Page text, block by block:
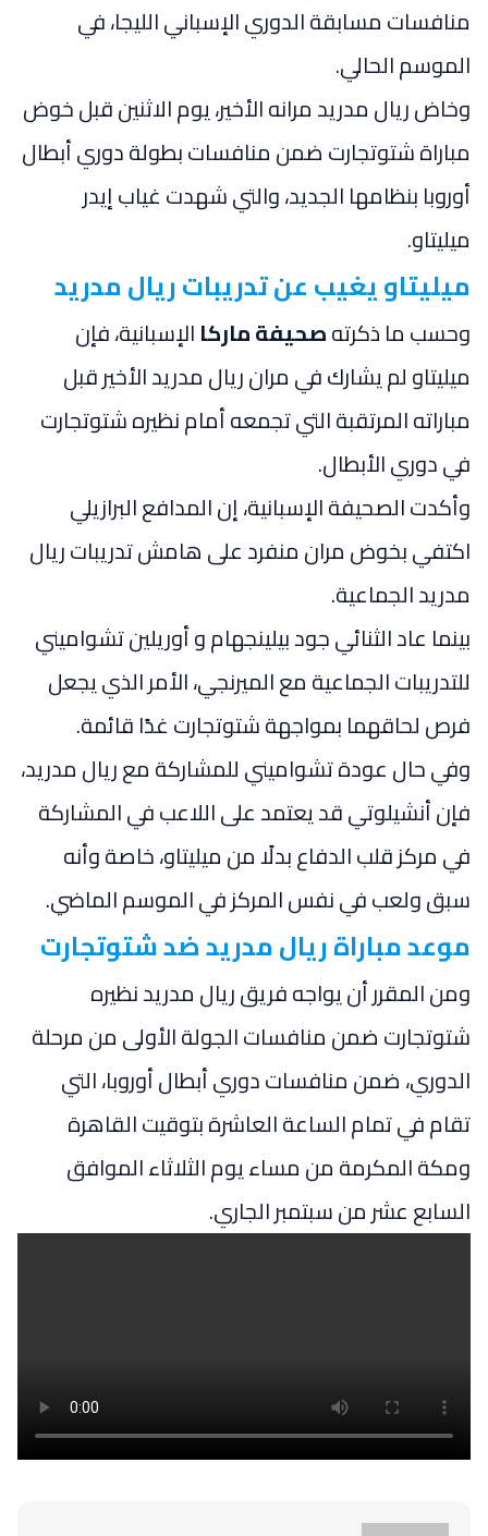
منافسات مسابقة الدوري الإسباني الليجا، في
الموسم الحالي.
وخاض ريال مدريد مرانه الأخير، يوم الاثنين قبل خوض
مباراة شتوتجارت ضمن منافسات بطولة دوري أبطال
أوروبا بنظامها الجديد، والتي شهدت غياب إيدر
ميليتاو.
ميليتاو يغيب عن تدريبات ريال مدريد
وحسب ما ذكرتهصحيفة ماركاالإسبانية، فإن
ميليتاو لم يشارك في مران ريال مدريد الأخير قبل
مباراته المرتقبة التي تجمعه أمام نظيره شتوتجارت
في دوري الأبطال.
وأكدت الصحيفة الإسبانية، إن المدافع البرازيلي
اكتفي بخوض مران منفرد على هامش تدريبات ريال
مدريد الجماعية.
بينما عاد الثنائي جود بيلينجهام و أوريلين تشواميني
للتدريبات الجماعية مع الميرنجي، الأمر الذي يجعل
فرص لحاقهما بمواجهة شتوتجارت غدًا قائمة.
وفي حال عودة تشواميني للمشاركة مع ريال مدريد،
فإن أنشيلوتي قد يعتمد على اللاعب في المشاركة
في مركز قلب الدفاع بدلًا من ميليتاو، خاصة وأنه
سبق ولعب في نفس المركز في الموسم الماضي.
موعد مباراة ريال مدريد ضد شتوتجارت
ومن المقرر أن يواجه فريق ريال مدريد نظيره
شتوتجارت ضمن منافسات الجولة الأولى من مرحلة
الدوري، ضمن منافسات دوري أبطال أوروبا، التي
تقام في تمام الساعة العاشرة بتوقيت القاهرة
ومكة المكرمة من مساء يوم الثلاثاء الموافق
السابع عشر من سبتمبر الجاري.